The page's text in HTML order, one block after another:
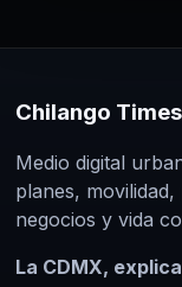
Chilango Times
Medio digital
planes,
negocios y vida
La CDMX,